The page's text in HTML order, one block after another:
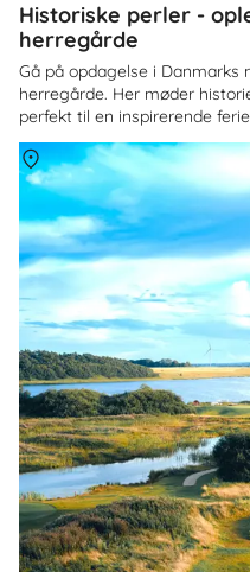
Historiske perler -
herregårde
Gå på opdagelse i
herregårde. Her møder
perfekt til en inspirerende
Om Himmerland